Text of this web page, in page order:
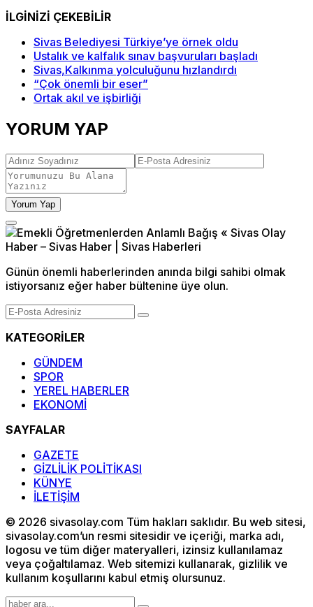
İLGİNİZİ ÇEKEBİLİR
Sivas Belediyesi Türkiye’ye örnek oldu
Ustalık ve kalfalık sınav başvuruları başladı
Sivas,Kalkınma yolculuğunu hızlandırdı
“Çok önemli bir eser”
Ortak akıl ve işbirliği
YORUM YAP
Yorum Yap
Günün önemli haberlerinden anında bilgi sahibi olmak
istiyorsanız eğer haber bültenine üye olun.
KATEGORİLER
GÜNDEM
SPOR
YEREL HABERLER
EKONOMİ
SAYFALAR
GAZETE
GİZLİLİK POLİTİKASI
KÜNYE
İLETİŞİM
© 2026 sivasolay.com Tüm hakları saklıdır. Bu web sitesi,
sivasolay.com’un resmi sitesidir ve içeriği, marka adı,
logosu ve tüm diğer materyalleri, izinsiz kullanılamaz
veya çoğaltılamaz. Web sitemizi kullanarak, gizlilik ve
kullanım koşullarını kabul etmiş olursunuz.